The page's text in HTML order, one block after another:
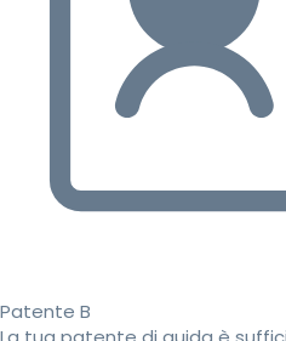
Patente B